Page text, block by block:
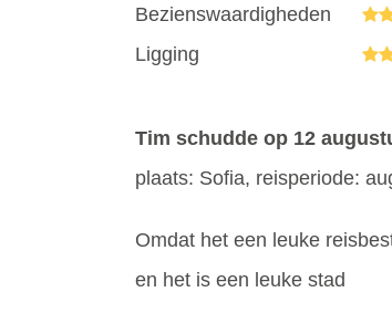
Bezienswaardigheden
Ligging
Tim schudde op 12
plaats: Sofia, reisperiode:
Omdat het een leuke
en het is een leuke stad